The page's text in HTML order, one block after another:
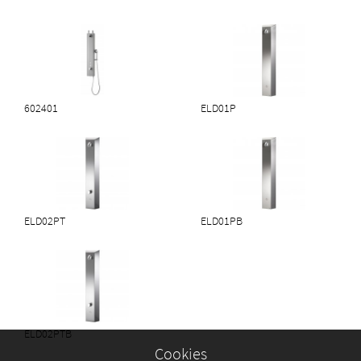
• Mulighed for at hygiejnisk skyl til forebyggelse af legionella
• Bæredygtig/miljøvenligt brusehoved med 6 l/min gennemstrømning
• Energi og vandbesparende løsning kan justeres ved
gennemstrømningen
• Produceret i rustfri stål, som er genanvendeligt.
• Skrå top, så det ikke er muligt at stille noget på toppen
• Vinklet brusehoved
• Vandalsikkert brusepanel i rustfri stål
• Perfekt til renovering, da alle rørdele sidder på indersiden af
• Tilslut og anvend
• Brusepanelet er en enkel enhed. Alle funktioner kan anvendes uden en
central kontrol enhed
• Batteri 6v eller 24v strømforsyning
602401 ELD01P
ELD02PT ELD01PB
ELD02PTB
Cookies